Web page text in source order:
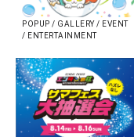
POPUP / GALLERY / EVENT
/ ENTERTAINMENT